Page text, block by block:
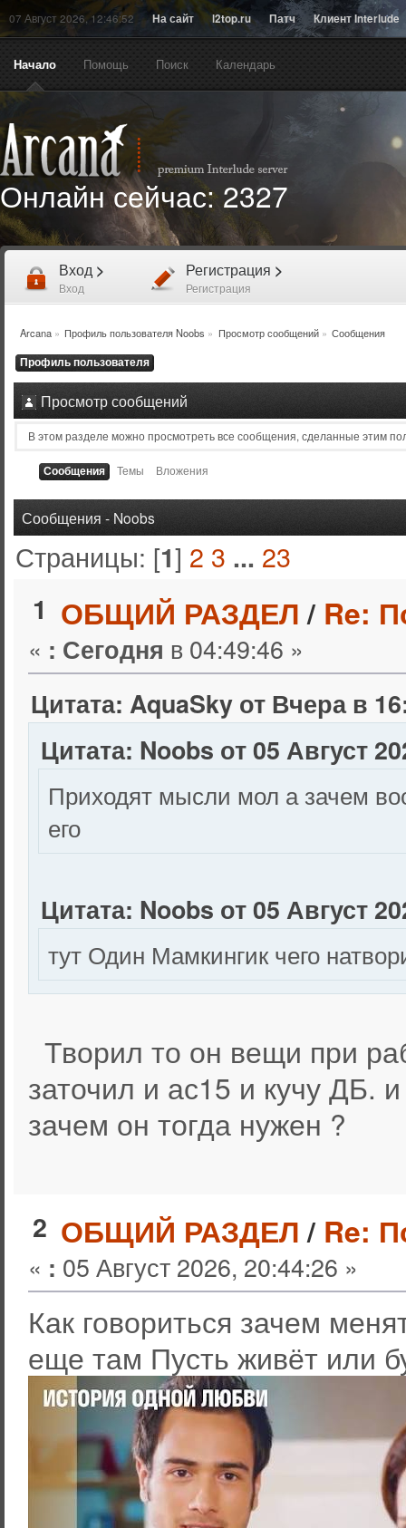
07 Август 2026, 12:46:52 На сайт l2top.ru Патч Клиент Interlude
Начало Помощь Поиск Календарь
Онлайн сейчас: 2327
Вход >
Вход
Регистрация >
Регистрация
Arcana» Профиль пользователя Noobs » Просмотр сообщений» Сообщения
Профиль пользователя
Просмотр сообщений
В этом разделе можно просмотреть все сообщения, сделанные этим
Сообщения Темы Вложения
Сообщения - Noobs
Страницы: [1] 2 3 ... 23
1 ОБЩИЙ РАЗДЕЛ/ Re:
« : Сегодня в 04:49:46 »
Цитата: AquaSky от Вчерав
Цитата: Noobs от 05 Август
Приходят мысли мол а зачем
его
Цитата: Noobs от 05 Август
тут Один Мамкингик чего
Творил то он вещи при
заточил и ас15 и кучу ДБ.
зачем он тогда нужен ?
2 ОБЩИЙ РАЗДЕЛ/ Re:
« : 05 Август 2026, 20:44:26 »
Как говориться зачем
еще там Пусть живёт или